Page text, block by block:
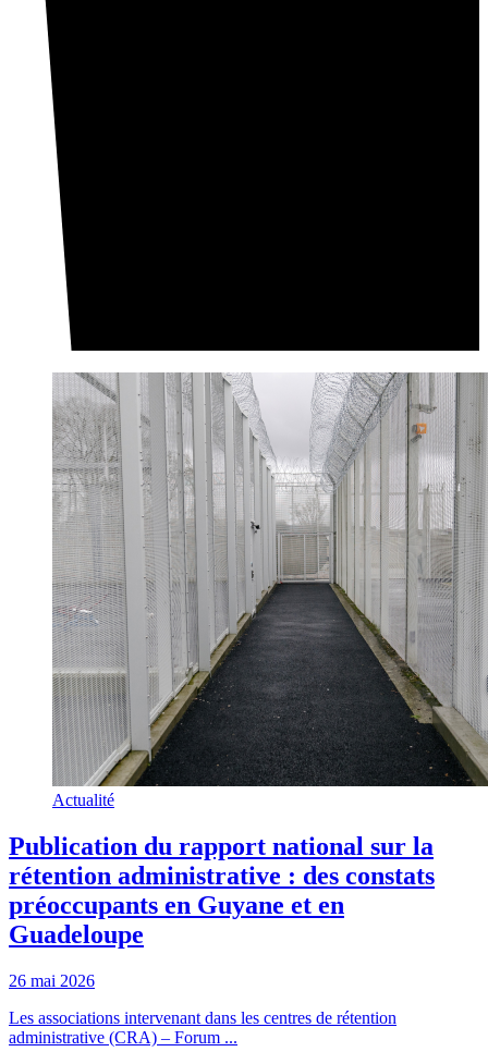
Actualité
Publication du rapport national sur la
rétention administrative : des constats
préoccupants en Guyane et en
Guadeloupe
26 mai 2026
Les associations intervenant dans les centres de rétention
administrative (CRA) – Forum ...